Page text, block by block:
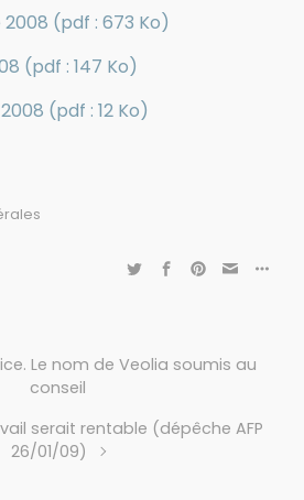
(pdf : 673 Ko)
(pdf : 147 Ko)
(pdf : 12 Ko)
Le nom de Veolia soumis au
conseil
serait rentable (dépêche AFP
26/01/09)